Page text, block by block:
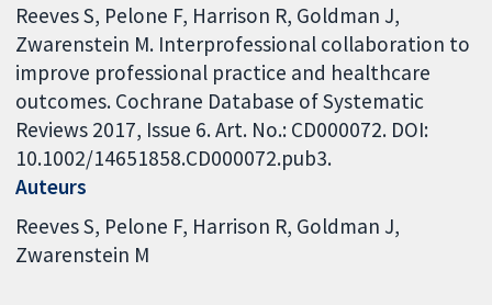
Reeves S, Pelone F, Harrison R, Goldman J,
Zwarenstein M. Interprofessional collaboration to
improve professional practice and healthcare
outcomes. Cochrane Database of Systematic
Reviews 2017, Issue 6. Art. No.: CD000072. DOI:
10.1002/14651858.CD000072.pub3.
Auteurs
Reeves S Pelone F Harrison R Goldman J
Zwarenstein M